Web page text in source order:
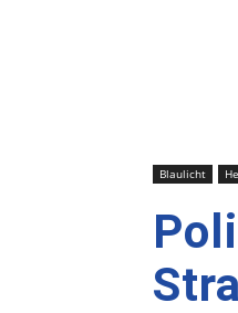
Blaulicht